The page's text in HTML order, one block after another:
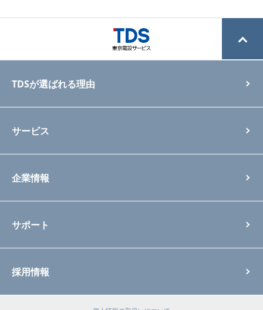
TDSが選ばれる理由
サービス
企業情報
サポート
採用情報